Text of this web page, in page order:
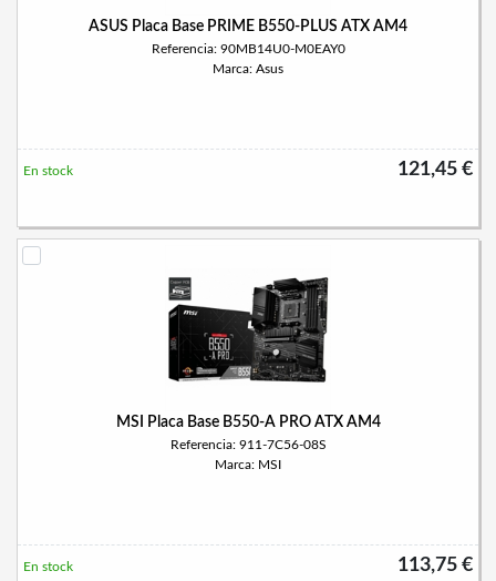
ASUS Placa Base PRIME B550-PLUS ATX AM4
Referencia: 90MB14U0-M0EAY0
Marca: Asus
121,45 €
En stock
MSI Placa Base B550-A PRO ATX AM4
Referencia: 911-7C56-08S
Marca: MSI
113,75 €
En stock